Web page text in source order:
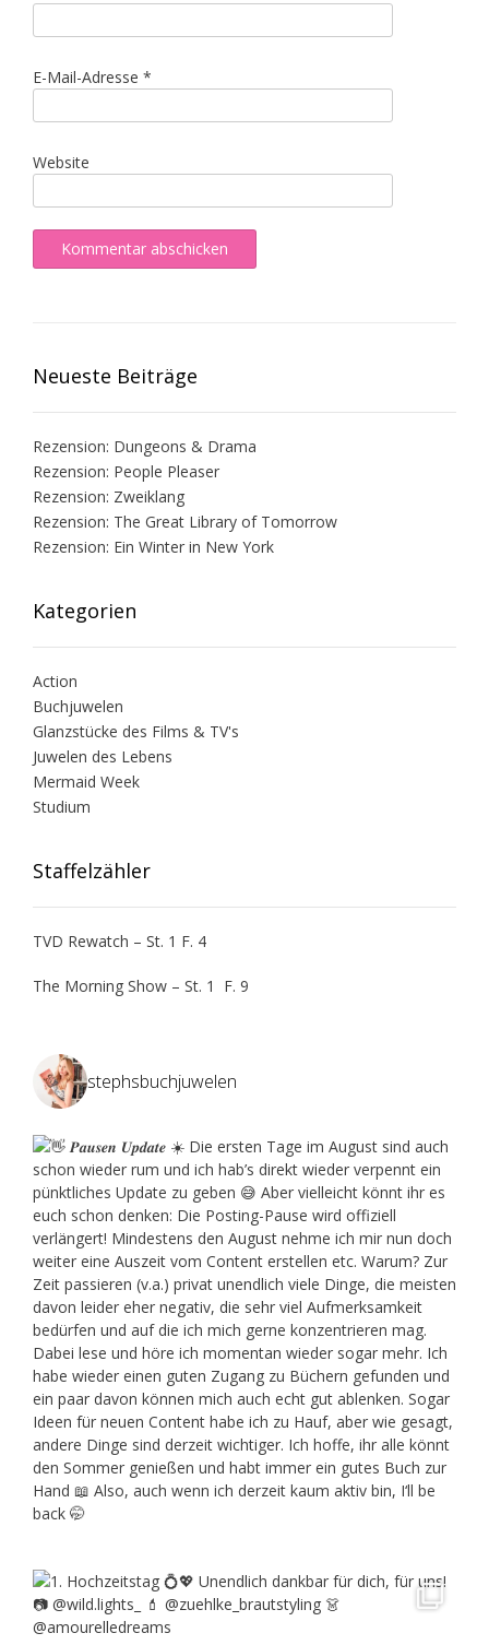
E-Mail-Adresse *
Website
Neueste Beiträge
Rezension: Dungeons & Drama
Rezension: People Pleaser
Rezension: Zweiklang
Rezension: The Great Library of Tomorrow
Rezension: Ein Winter in New York
Kategorien
Action
Buchjuwelen
Glanzstücke des Films & TV's
Juwelen des Lebens
Mermaid Week
Studium
Staffelzähler
TVD Rewatch – St. 1 F. 4
The Morning Show – St. 1 F. 9
stephsbuchjuwelen